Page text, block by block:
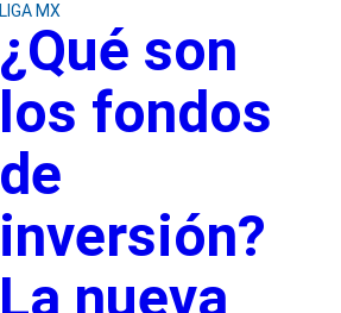
LIGA MX
¿Qué son
los fondos
de
inversión?
La nueva